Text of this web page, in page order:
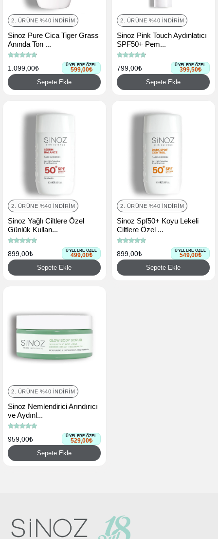
2. ÜRÜNE %40 İNDIRIM
Sinoz Pure Cica Tiger Grass
Anında Ton ...
1.099,00₺ ÜYELERE ÖZEL
599,00₺
Sepete Ekle
2. ÜRÜNE %40 İNDIRIM
Sinoz Pink Touch Aydınlatıcı
SPF50+ Pem...
799,00₺ ÜYELERE ÖZEL
399,50₺
Sepete Ekle
2. ÜRÜNE %40 İNDIRIM
Sinoz Yağlı Ciltlere Özel
Günlük Kullan...
899,00₺ ÜYELERE ÖZEL
499,00₺
Sepete Ekle
2. ÜRÜNE %40 İNDIRIM
Sinoz Spf50+ Koyu Lekeli
Ciltlere Özel ...
899,00₺ ÜYELERE ÖZEL
549,00₺
Sepete Ekle
2. ÜRÜNE %40 İNDIRIM
Sinoz Nemlendirici Arındırıcı
ve Aydınl...
959,00₺ ÜYELERE ÖZEL
529,00₺
Sepete Ekle